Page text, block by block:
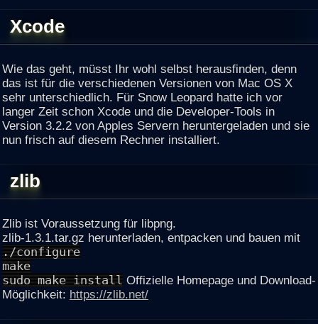
Xcode
Wie das geht, müsst Ihr wohl selbst herausfinden, denn
das ist für die verschiedenen Versionen von Mac OS X
sehr unterschiedlich. Für Snow Leopard hatte ich vor
langer Zeit schon Xcode und die Developer-Tools in
Version 3.2.2 von Apples Servern heruntergeladen und sie
nun frisch auf diesem Rechner installiert.
zlib
Zlib ist Voraussetzung für libpng.
zlib-1.3.1.tar.gz herunterladen, entpacken und bauen mit
./configure
make
sudo make install Offizielle Homepage und Download-
Möglichkeit: https://zlib.net/